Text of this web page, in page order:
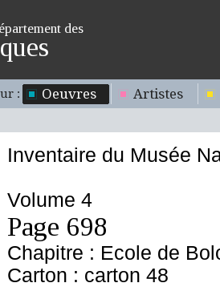
des
: Oeuvres Artistes
Inventaire du Musée
Volume 4
Page 698
Chapitre : Ecole de
Carton : carton 48